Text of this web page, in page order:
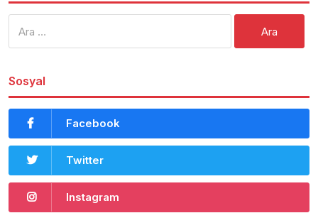
Sosyal
Facebook
Twitter
Instagram